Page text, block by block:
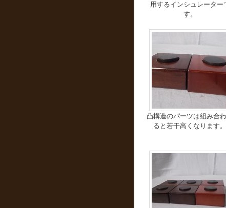
用するインシュレーター
す。
凸構造のパーツは組み合
ると若干高くなります。